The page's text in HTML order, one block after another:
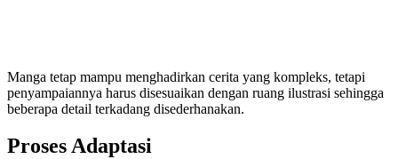
Manga tetap mampu menghadirkan cerita yang kompleks, tetapi
penyampaiannya harus disesuaikan dengan ruang ilustrasi sehingga
beberapa detail terkadang disederhanakan.
Proses Adaptasi